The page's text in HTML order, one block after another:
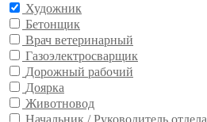
Художник
Бетонщик
Врач ветеринарный
Газоэлектросварщик
Дорожный рабочий
Доярка
Животновод
Начальник / Руководитель отдела